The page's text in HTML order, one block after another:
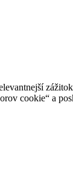
cookie“ a